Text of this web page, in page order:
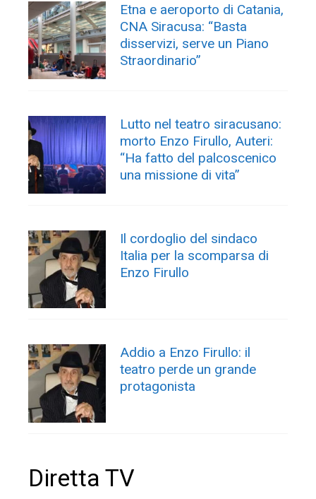
Etna e aeroporto di Catania,
CNA Siracusa: “Basta
disservizi, serve un Piano
Straordinario”
Lutto nel teatro siracusano:
morto Enzo Firullo, Auteri:
“Ha fatto del palcoscenico
una missione di vita”
Il cordoglio del sindaco
Italia per la scomparsa di
Enzo Firullo
Addio a Enzo Firullo: il
teatro perde un grande
protagonista
Diretta TV